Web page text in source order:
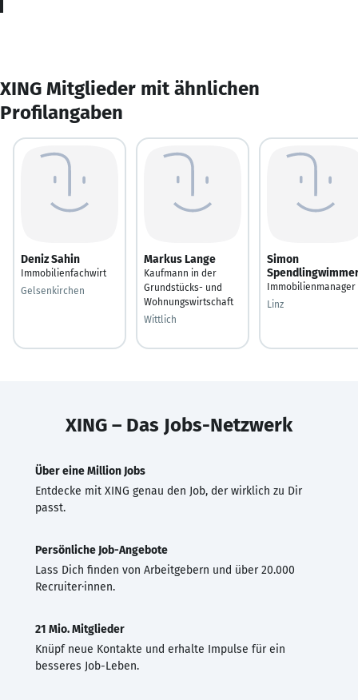
XING Mitglieder mit ähnlichen
Profilangaben
Deniz Sahin
Immobilienfachwirt
Gelsenkirchen
Markus Lange
Kaufmann in der
Grundstücks- und
Wohnungswirtschaft
Wittlich
Simon
Immobilienmanager
Linz
XING – Das Jobs-Netzwerk
Über eine Million Jobs
Entdecke mit XING genau den Job, der wirklich zu Dir
passt.
Persönliche Job-Angebote
Lass Dich finden von Arbeitgebern und über 20.000
Recruiter·innen.
21 Mio. Mitglieder
Knüpf neue Kontakte und erhalte Impulse für ein
besseres Job-Leben.